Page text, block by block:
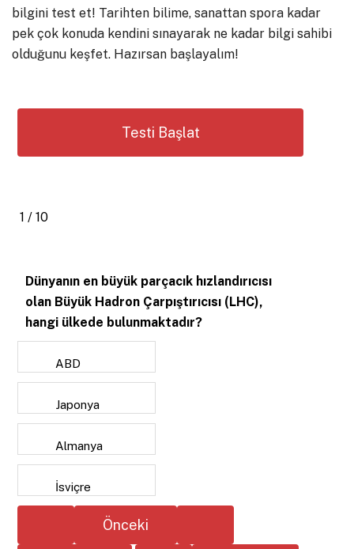
bilgini test et! Tarihten bilime, sanattan spora kadar
pek çok konuda kendini sınayarak ne kadar bilgi sahibi
olduğunu keşfet. Hazırsan başlayalım!
1 / 10
Dünyanın en büyük parçacık hızlandırıcısı
olan Büyük Hadron Çarpıştırıcısı (LHC),
hangi ülkede bulunmaktadır?
ABD
Japonya
Almanya
İsviçre